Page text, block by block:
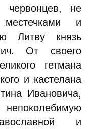
червонцев, не
и
Литву князь
От своего
гетмана
и кастелана
Ивановича,
и